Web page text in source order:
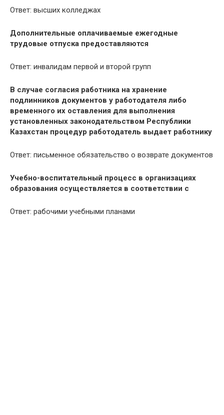
Ответ: высших колледжах
Дополнительные оплачиваемые ежегодные
трудовые отпуска предоставляются
Ответ: инвалидам первой и второй групп
В случае согласия работника на хранение
подлинников документов у работодателя либо
временного их оставления для выполнения
установленных законодательством Республики
Казахстан процедур работодатель выдает работнику
Ответ: письменное обязательство о возврате документов
Учебно-воспитательный процесс в организациях
образования осуществляется в соответствии с
Ответ: рабочими учебными планами